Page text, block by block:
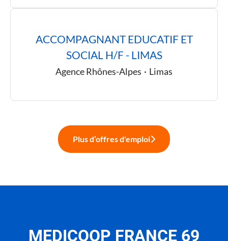
ACCOMPAGNANT EDUCATIF ET
SOCIAL H/F - LIMAS
Agence Rhônes-Alpes · Limas
Plus d’offres d'emploi
MEDICOOP FRANCE 69